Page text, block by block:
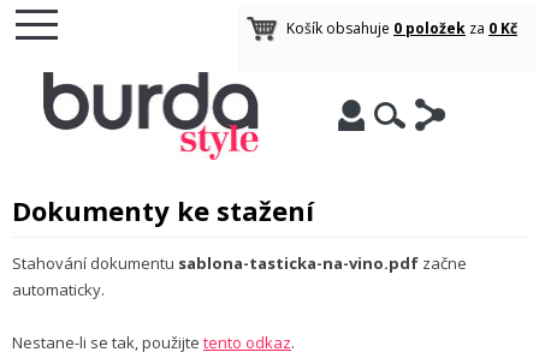
Košík obsahuje 0 položek za 0 Kč
Dokumenty ke stažení
Stahování dokumentu sablona-tasticka-na-vino.pdf začne
automaticky.
Nestane-li se tak, použijte tento odkaz.